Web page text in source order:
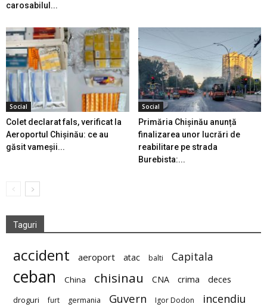
carosabilul...
Social
Colet declarat fals, verificat la
Aeroportul Chișinău: ce au
găsit vameșii...
Social
Primăria Chișinău anunță
finalizarea unor lucrări de
reabilitare pe strada
Burebista:...
Taguri
accident aeroport atac balti Capitala
ceban China chisinau CNA crima deces
droguri furt germania Guvern Igor Dodon incendiu